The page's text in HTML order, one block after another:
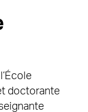
doctorante